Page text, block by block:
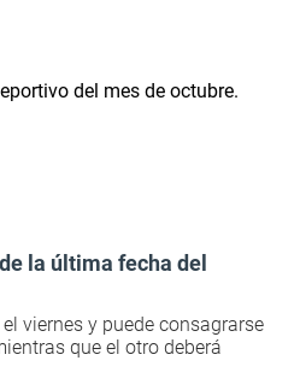
la última fecha del
viernes y puede consagrarse
que el otro deberá